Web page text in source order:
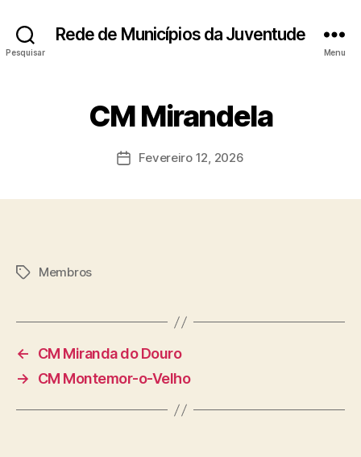
Pesquisar
Rede de Municípios da Juventude
Menu
CM Mirandela
DataFevereiro 12, 2026
Etiquetas
Membros
←
CM Miranda do Douro
→
CM Montemor-o-Velho